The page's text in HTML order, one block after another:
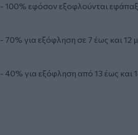
- 100% εφόσον εξοφλούνται εφάπαξ
- 70% για εξόφληση σε 7 έως και 12
- 40% για εξόφληση από 13 έως και